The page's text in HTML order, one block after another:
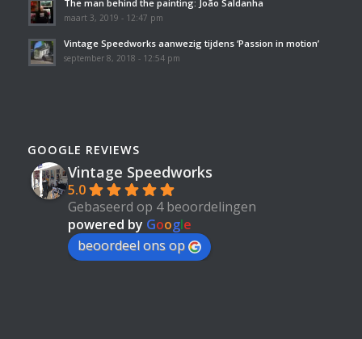
The man behind the painting: João Saldanha
maart 3, 2019 - 12:47 pm
Vintage Speedworks aanwezig tijdens ‘Passion in motion’
september 8, 2018 - 12:54 pm
GOOGLE REVIEWS
Vintage Speedworks
5.0
Gebaseerd op 4 beoordelingen
powered by Google
beoordeel ons op